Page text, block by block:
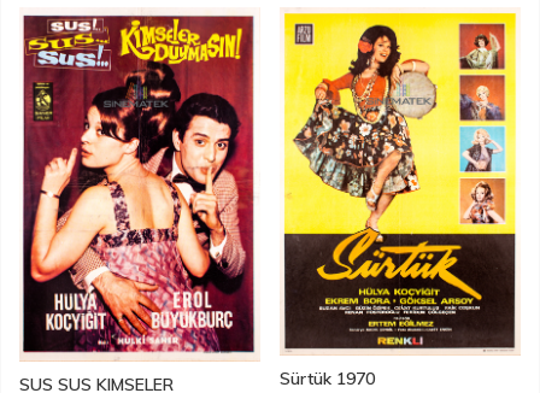
SUS SUS KIMSELER
Sürtük 1970